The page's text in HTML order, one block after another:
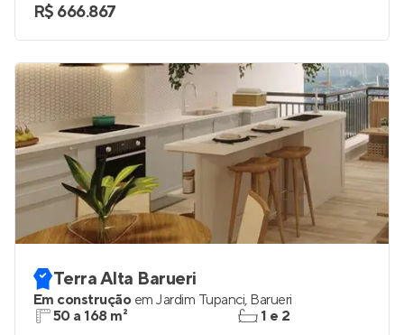
R$ 666.867
Terra Alta Barueri
Em construção em Jardim Tupanci, Barueri
50 a 168 m²
1 e 2